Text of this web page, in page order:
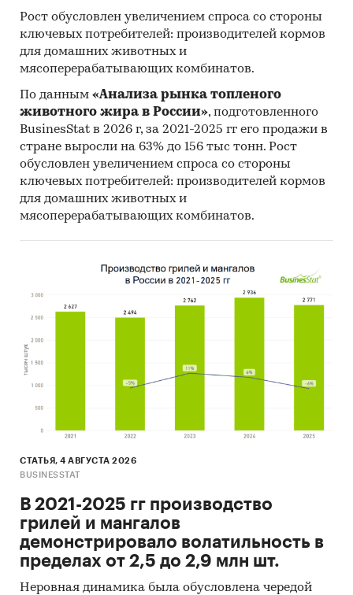
Рост обусловлен увеличением спроса со стороны
ключевых потребителей: производителей кормов
для домашних животных и
мясоперерабатывающих комбинатов.
По данным «Анализа рынка топленого
животного жира в России», подготовленного
BusinesStat в 2026 г, за 2021-2025 гг его продажи в
стране выросли на 63% до 156 тыс тонн. Рост
обусловлен увеличением спроса со стороны
ключевых потребителей: производителей кормов
для домашних животных и
мясоперерабатывающих комбинатов.
СТАТЬЯ, 4 АВГУСТА 2026
BUSINESSTAT
В 2021-2025 гг производство
грилей и мангалов
демонстрировало волатильность в
пределах от 2,5 до 2,9 млн шт.
Неровная динамика была обусловлена чередой